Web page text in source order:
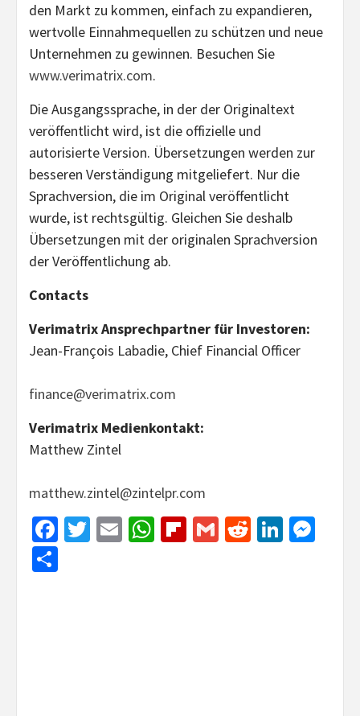
den Markt zu kommen, einfach zu expandieren,
wertvolle Einnahmequellen zu schützen und neue
Unternehmen zu gewinnen. Besuchen Sie
www.verimatrix.com.
Die Ausgangssprache, in der der Originaltext
veröffentlicht wird, ist die offizielle und
autorisierte Version. Übersetzungen werden zur
besseren Verständigung mitgeliefert. Nur die
Sprachversion, die im Original veröffentlicht
wurde, ist rechtsgültig. Gleichen Sie deshalb
Übersetzungen mit der originalen Sprachversion
der Veröffentlichung ab.
Contacts
Verimatrix Ansprechpartner für Investoren:
Jean-François Labadie, Chief Financial Officer
finance@verimatrix.com
Verimatrix Medienkontakt:
Matthew Zintel
matthew.zintel@zintelpr.com
Facebook
Twitter
EmailWhatsApp
Flipboard
GmailReddit